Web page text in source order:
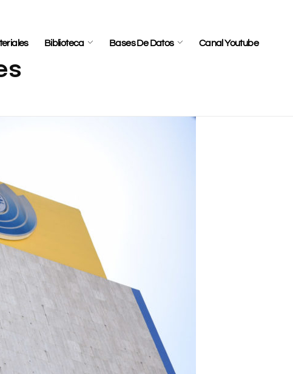
Biblioteca Bases De Datos Canal Youtube